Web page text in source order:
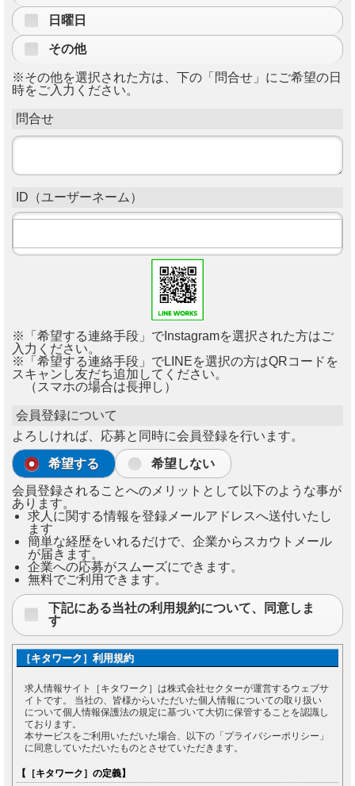
日曜日
その他
※その他を選択された方は、下の「問合せ」にご希望の日
時をご入力ください。
問合せ
ID（ユーザーネーム）
※「希望する連絡手段」でInstagramを選択された方はご
入力ください。
※「希望する連絡手段」でLINEを選択の方はQRコードを
スキャンし友だち追加してください。
（スマホの場合は長押し）
会員登録について
よろしければ、応募と同時に会員登録を行います。
希望する 希望しない
会員登録されることへのメリットとして以下のような事が
あります。
求人に関する情報を登録メールアドレスへ送付いたし
ます
簡単な経歴をいれるだけで、企業からスカウトメール
が届きます。
企業への応募がスムーズにできます。
無料でご利用できます。
下記にある当社の利用規約について、同意しま
す
［キタワーク］利用規約
求人情報サイト［キタワーク］は株式会社セクターが運営するウェブサ
イトです。 当社の、皆様からいただいた個人情報についての取り扱い
について個人情報保護法の規定に基づいて大切に保管することを認識し
ております。
本サービスをご利用いただいた場合、以下の「プライバシーポリシー」
に同意していただいたものとさせていただきます。
【［キタワーク］の定義】